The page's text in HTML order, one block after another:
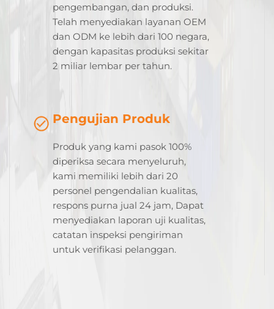
pengembangan, dan produksi.
Telah menyediakan layanan OEM
dan ODM ke lebih dari 100 negara,
dengan kapasitas produksi sekitar
2 miliar lembar per tahun.
Pengujian Produk
Produk yang kami pasok 100%
diperiksa secara menyeluruh,
kami memiliki lebih dari 20
personel pengendalian kualitas,
respons purna jual 24 jam, Dapat
menyediakan laporan uji kualitas,
catatan inspeksi pengiriman
untuk verifikasi pelanggan.